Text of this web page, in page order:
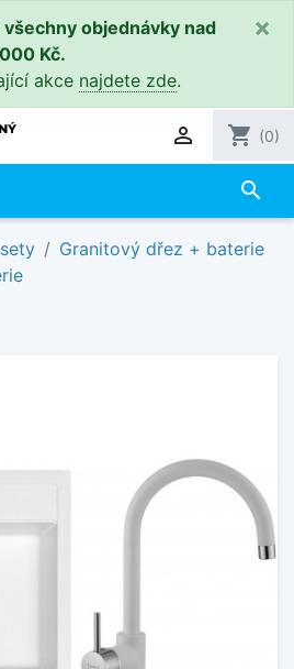
objednávky nad
Kč.
akce najdete zde.
×
 shopping_cart (0)
search
Granitový dřez + baterie